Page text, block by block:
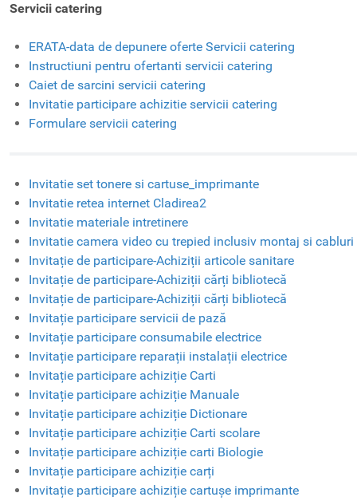
Servicii catering
ERATA-data de depunere oferte Servicii catering
Instructiuni pentru ofertanti servicii catering
Caiet de sarcini servicii catering
Invitatie participare achizitie servicii catering
Formulare servicii catering
Invitatie set tonere si cartuse_imprimante
Invitatie retea internet Cladirea2
Invitatie materiale intretinere
Invitatie camera video cu trepied inclusiv montaj si cabluri
Invitație de participare-Achiziții articole sanitare
Invitație de participare-Achiziții cărți bibliotecă
Invitație de participare-Achiziții cărți bibliotecă
Invitație participare servicii de pază
Invitație participare consumabile electrice
Invitație participare reparații instalații electrice
Invitație participare achiziție Carti
Invitație participare achiziție Manuale
Invitație participare achiziție Dictionare
Invitație participare achiziție Carti scolare
Invitație participare achiziție carti Biologie
Invitație participare achiziție carți
Invitație participare achiziție cartușe imprimante